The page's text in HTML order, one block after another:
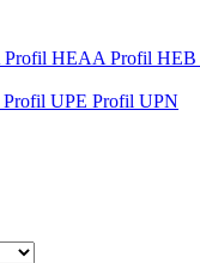
Profil HEAA Profil HEB
Profil UPE Profil UPN